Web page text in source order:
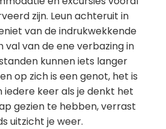
zijn. Leun achteruit in
van de indrukwekkende
val van de ene verbazing in
kunnen iets langer
op zich is een genot, het is
iedere keer als je denkt het
gezien te hebben, verrast
uitzicht je weer.